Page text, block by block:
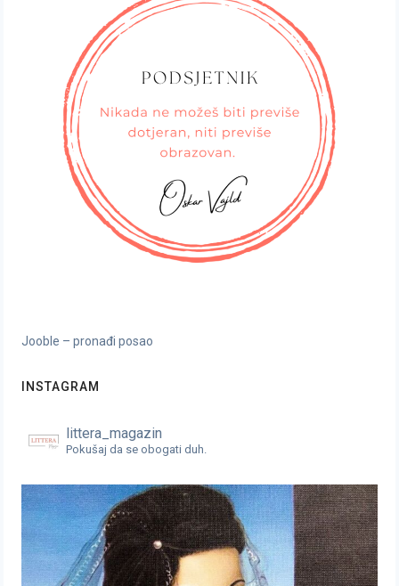
Jooble – pronađi posao
INSTAGRAM
littera_magazin
Pokušaj da se obogati duh.